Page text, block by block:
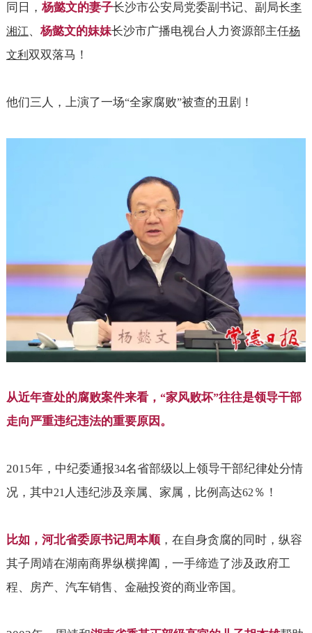
同日， 杨懿文的妻子长沙市公安局党委副书记、副局长李
湘江、 杨懿文的妹妹长沙市广播电视台人力资源部主任杨
文利 双双落马！
他们三人，上演了一场“全家腐败”被查的丑剧！
从近年查处的腐败案件来看， “家风败坏”往往是领导干部
走向严重违纪违法的重要原因。
2015年，中纪委通报34名省部级以上领导干部纪律处分情
况，其中21 人违纪涉及亲属、家属，比例高达62％！
比如，河北省委原书记周本顺，在自身贪腐的同时，纵容
其子周靖在湖南商界纵横捭阖，一手缔造了涉及政府工
程、房产、汽车销售、金融投资的商业帝国。